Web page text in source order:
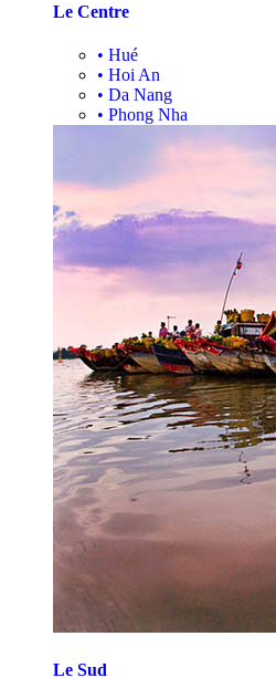
Le Centre
• Hué
• Hoi An
• Da Nang
• Phong Nha
Le Sud